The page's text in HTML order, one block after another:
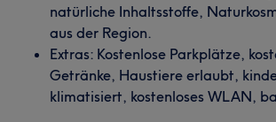
natürliche Inhaltsstoffe,
aus der Region.
Extras: Kostenlose Parkplätze,
Getränke, Haustiere erlaubt,
klimatisiert, kostenloses WLAN,